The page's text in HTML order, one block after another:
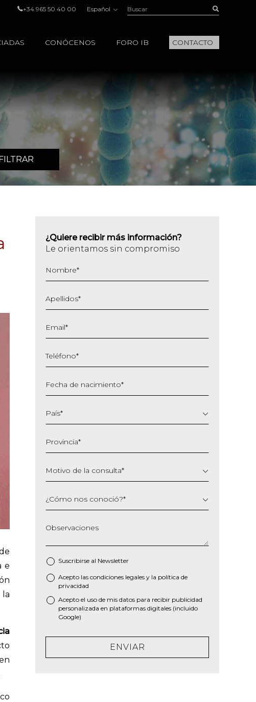
+34 965 50 40 00 Español Buscar:
CONÓCENOS FORO IB CONTACTO
e
¿Quiere recibir más información?
Le orientamos sin compromiso
Nombre*
Apellidos*
Email*
Teléfono*
Fecha de nacimiento*
barra
MM
AAAA
País*
Provincia*
Motivo de la consulta*
¿Cómo nos conoció?*
Observaciones
Suscribirse al Newsletter
* Acepto las condiciones legales y la política de
privacidad
Acepto el uso de mis datos para recibir publicidad
personalizada en plataformas digitales (incluido
Google)
ENVIAR